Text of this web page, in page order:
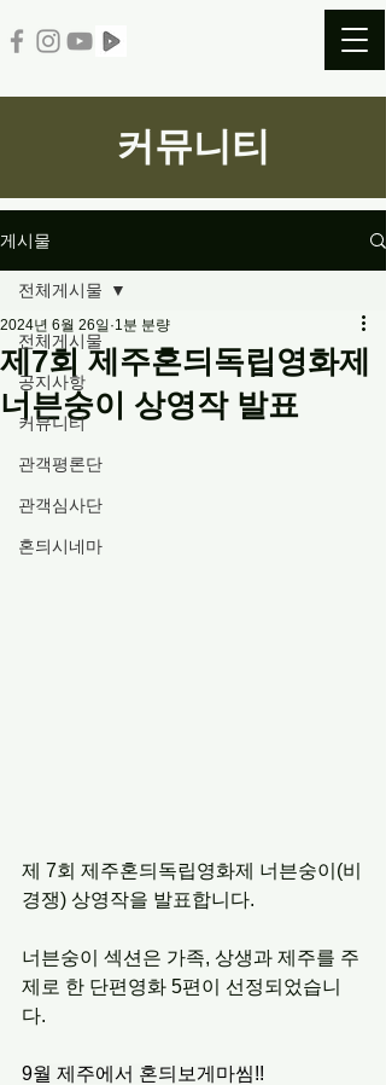
커뮤니티
게시물
전체게시물
공지사항
커뮤니티
관객평론단
관객심사단
혼듸시네마
전체게시물
제7회 제주혼듸독립영화제
너븐숭이 상영작 발표
2024년 6월 26일 1분 분량
제 7회 제주혼듸독립영화제 너븐숭이(비
경쟁) 상영작을 발표합니다.
너븐숭이 섹션은 가족, 상생과 제주를 주
제로 한 단편영화 5편이 선정되었습니
다.
9월 제주에서 혼듸보게마씸!!